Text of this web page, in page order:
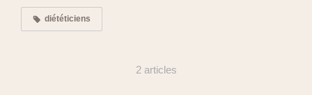
diététiciens
2 articles